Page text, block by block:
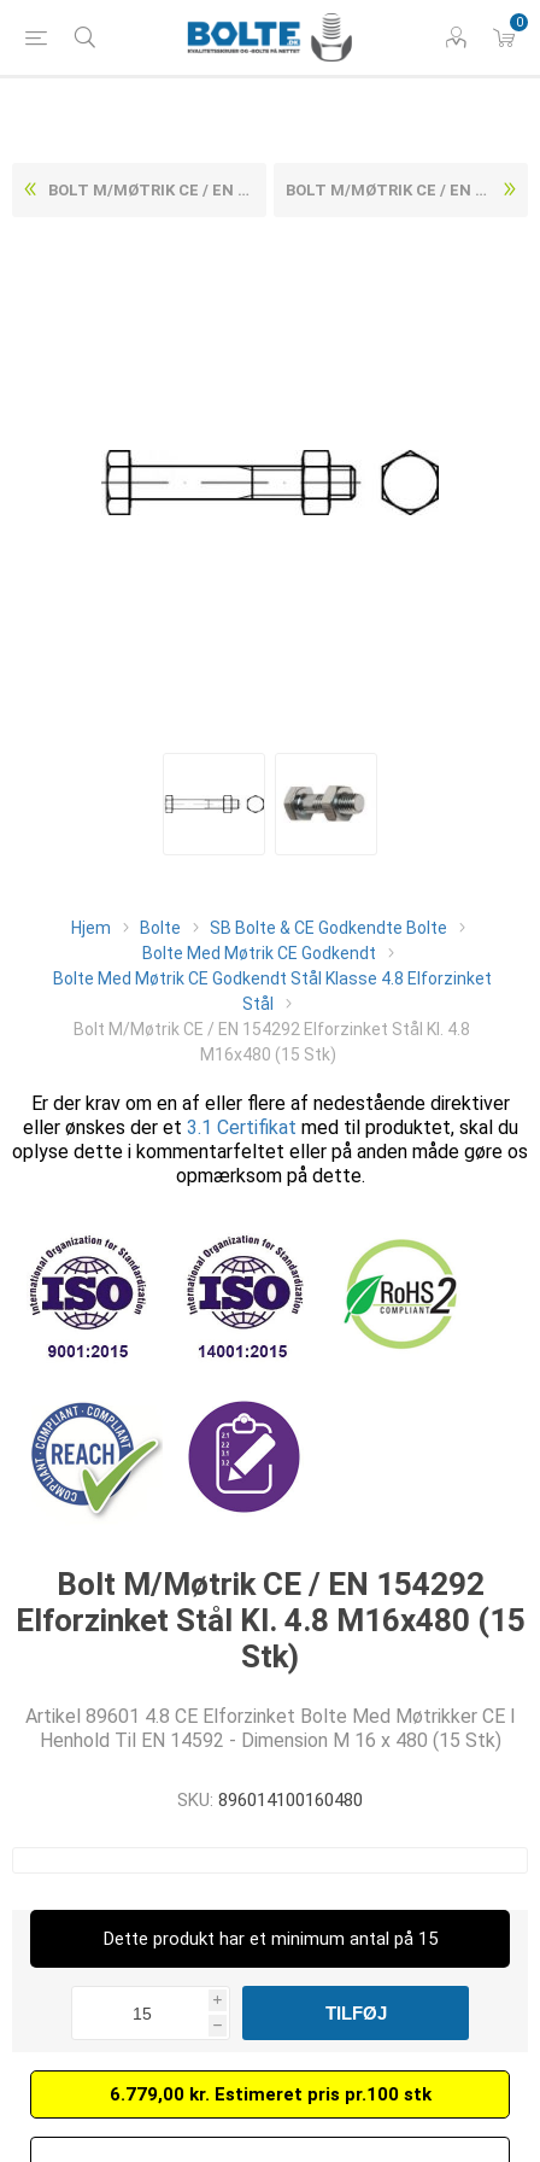
0
BOLT M/MØTRIK CE / EN 154292 ELFORZINKET STÅL KL. 4.8 M16X460 (15 STK) BOLT M/MØTRIK CE / EN 154292 ELFORZINKET STÅL KL. 4.8 M16X500 (15 STK)
Hjem Bolte
SB Bolte & CE Godkendte Bolte
Bolte Med Møtrik CE Godkendt
Bolte Med Møtrik CE Godkendt Stål Klasse 4.8 Elforzinket
Stål
Bolt M/Møtrik CE / EN 154292 Elforzinket Stål Kl. 4.8
M16x480 (15 Stk)
Er der krav om en af eller flere af nedestående direktiver
eller ønskes der et 3.1 Certifikat med til produktet, skal du
oplyse dette i kommentarfeltet eller på anden måde gøre os
opmærksom på dette.
Bolt M/Møtrik CE / EN 154292
Elforzinket Stål Kl. 4.8 M16x480 (15
Stk)
Artikel 89601 4.8 CE Elforzinket Bolte Med Møtrikker CE I
Henhold Til EN 14592 - Dimension M 16 x 480 (15 Stk)
SKU: 896014100160480
Dette produkt har et minimum antal på 15
i
h
6.779,00 kr. Estimeret pris pr.100 stk